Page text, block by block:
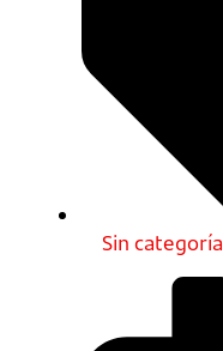
Sin categoría